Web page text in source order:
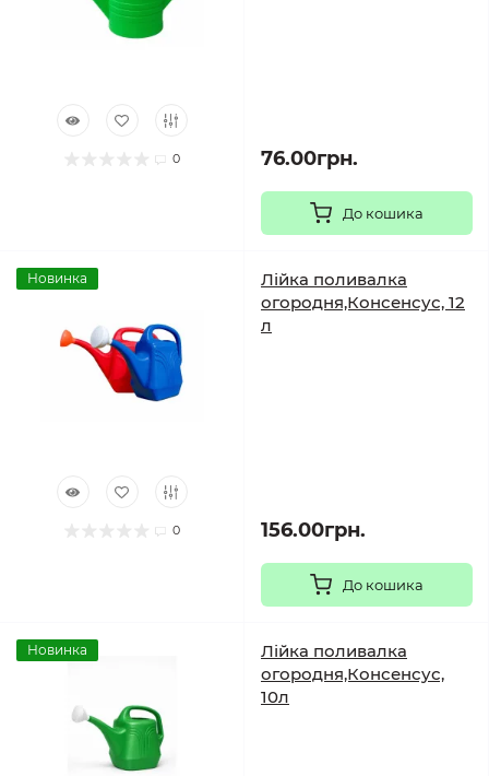
0 76.00грн.
До кошика
Новинка
0
Лійка поливалка
огородня,Консенсус, 12
л
156.00грн.
До кошика
Новинка
Лійка поливалка
огородня,Консенсус,
10л